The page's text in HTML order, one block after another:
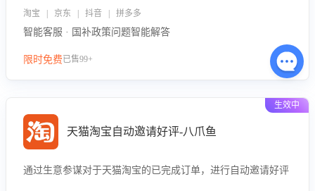
淘宝 | 京东 | 抖音 | 拼多多
智能客服 · 国补政策问题智能解答
限时免费已售99+
生效中
天猫淘宝自动邀请好评-八爪鱼
通过生意参谋对于天猫淘宝的已完成订单，进行自动邀请好评